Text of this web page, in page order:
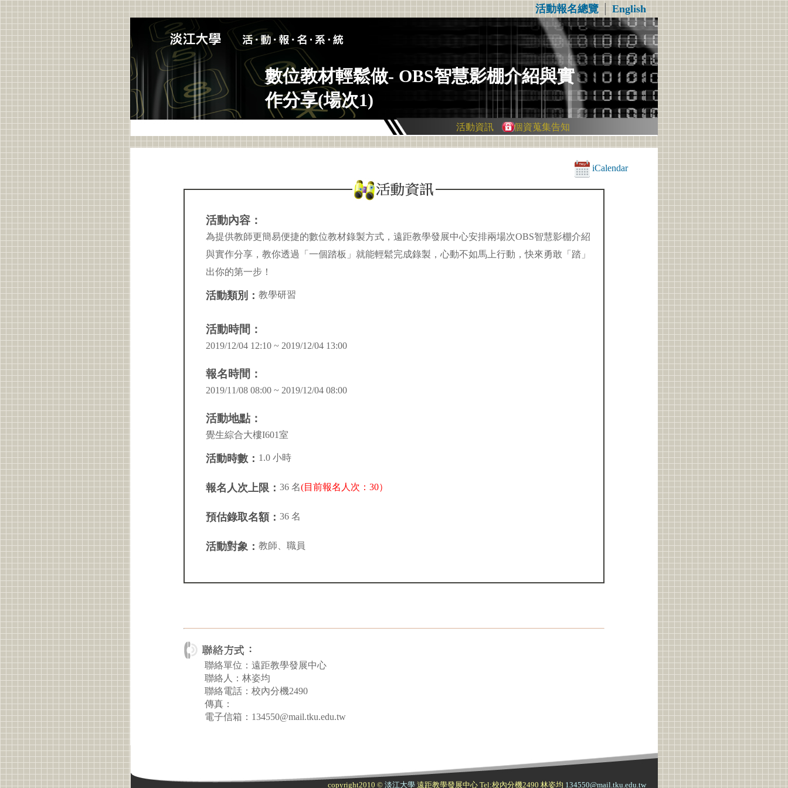
活動報名總覽│English
數位教材輕鬆做- OBS智慧影棚介紹與實
作分享(場次1)
活動資訊 個資蒐集告知
iCalendar
活動內容：
為提供教師更簡易便捷的數位教材錄製方式，遠距教學發展中心安排兩場次OBS智慧影棚介紹
與實作分享，教你透過「一個踏板」就能輕鬆完成錄製，心動不如馬上行動，快來勇敢「踏」
出你的第一步！
活動類別： 教學研習
活動時間：
2019/12/04 12:10 ~ 2019/12/04 13:00
報名時間：
2019/11/08 08:00 ~ 2019/12/04 08:00
活動地點：
覺生綜合大樓I601室
活動時數： 1.0 小時
報名人次上限： 36 名(目前報名人次：30）
預估錄取名額： 36 名
活動對象： 教師、職員
聯絡單位：遠距教學發展中心
聯絡人：林姿均
聯絡電話：校內分機2490
傳真：
電子信箱：134550@mail.tku.edu.tw
copyright2010 © 淡江大學 遠距教學發展中心 Tel:校內分機2490 林姿均 134550@mail.tku.edu.tw